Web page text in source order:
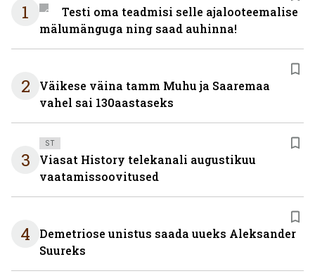
1
Testi oma teadmisi selle ajalooteemalise
mälumänguga ning saad auhinna!
2
Väikese väina tamm Muhu ja Saaremaa
vahel sai 130aastaseks
3
ST
Viasat History telekanali augustikuu
vaatamissoovitused
4
Demetriose unistus saada uueks Aleksander
Suureks